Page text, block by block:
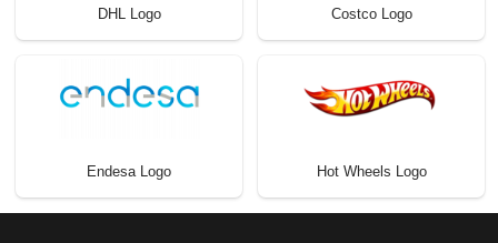
DHL Logo Costco Logo
Endesa Logo Hot Wheels Logo